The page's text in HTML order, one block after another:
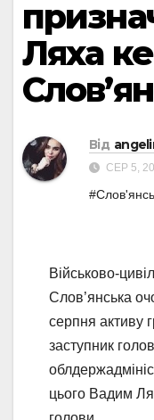
Ляха
Від
СЕР 5,
Військово-
Слов’янська
серпня активу
заступник
цього Вадим